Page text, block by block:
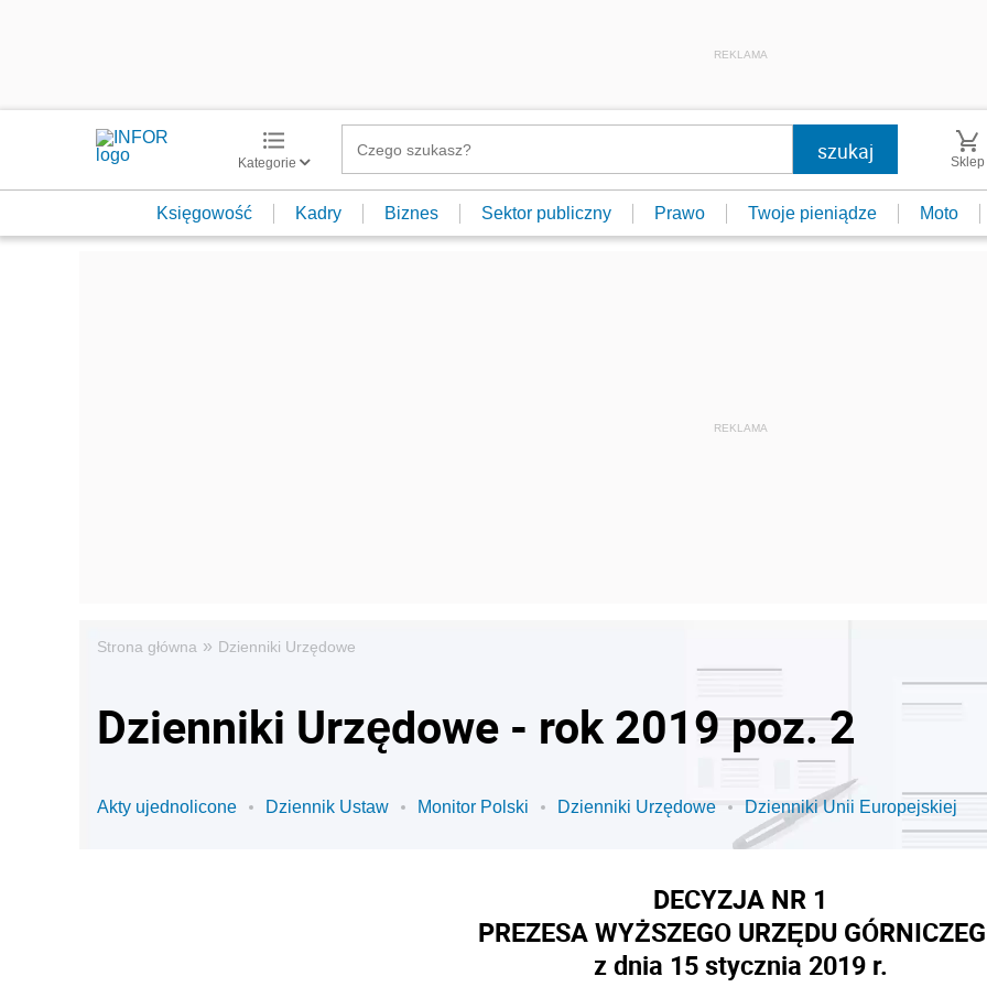
REKLAMA
Kategorie Sklep
Księgowość Kadry Biznes Sektor publiczny Prawo Twoje pieniądze Moto
Strona główna » Dzienniki Urzędowe
Dzienniki Urzędowe - rok 2019 poz. 2
Akty ujednolicone Dziennik Ustaw Monitor Polski Dzienniki Urzędowe Dzienniki Unii Europejskiej
DECYZJA NR 1
PREZESA WYŻSZEGO URZĘDU
z dnia 15 stycznia 2019 r.